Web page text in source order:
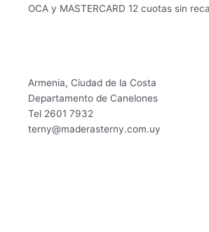
Armenia, Ciudad de la Costa
Departamento de Canelones
Tel 2601 7932
terny@maderasterny.com.uy
OCA y MASTERCARD 12 cuotas sin